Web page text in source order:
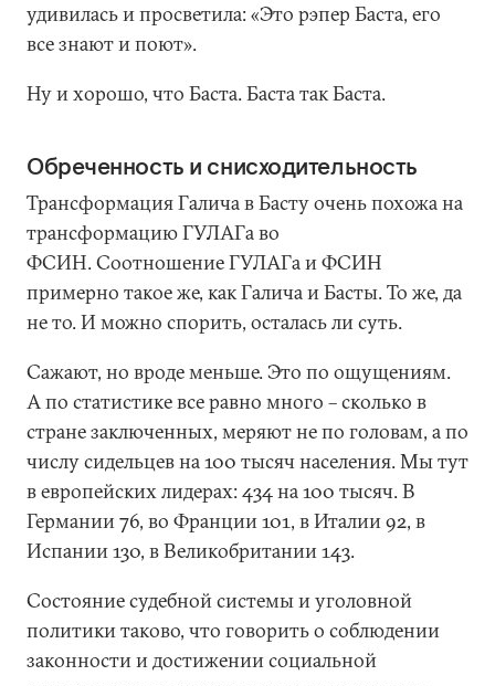
удивилась и просветила: «Это рэпер Баста, его
все знают и поют».
Ну и хорошо, что Баста. Баста так Баста.
Обреченность и снисходительность
Трансформация Галича в Басту очень похожа на
трансформацию ГУЛАГа во
ФСИН. Соотношение ГУЛАГа и ФСИН
примерно такое же, как Галича и Басты. То же, да
не то. И можно спорить, осталась ли суть.
Сажают, но вроде меньше. Это по ощущениям.
А по статистике все равно много – сколько в
стране заключенных, меряют не по головам, а по
числу сидельцев на 100 тысяч населения. Мы тут
в европейских лидерах: 434 на 100 тысяч. В
Германии 76, во Франции 101, в Италии 92, в
Испании 130, в Великобритании 143.
Состояние судебной системы и уголовной
политики таково, что говорить о соблюдении
законности и достижении социальной